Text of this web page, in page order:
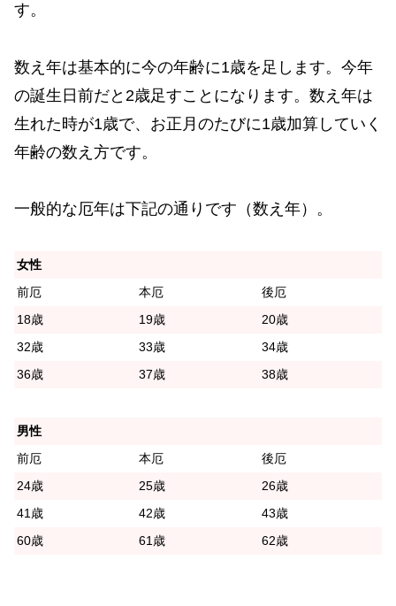
す。
数え年は基本的に今の年齢に1歳を足します。今年
の誕生日前だと2歳足すことになります。数え年は
生れた時が1歳で、お正月のたびに1歳加算していく
年齢の数え方です。
一般的な厄年は下記の通りです（数え年）。
女性
前厄
本厄
後厄
18歳
19歳
20歳
32歳
33歳
34歳
36歳
37歳 38歳
男性
前厄
本厄
後厄
24歳
25歳
26歳
41歳
42歳
43歳
60歳
61歳 62歳